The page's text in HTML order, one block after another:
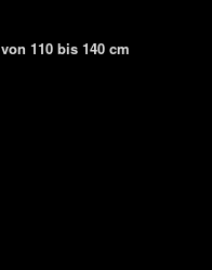
von 110 bis 140 cm